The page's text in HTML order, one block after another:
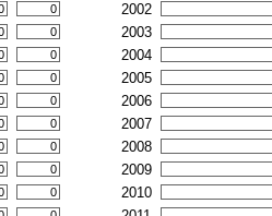
2002
2003
2004
2005
2006
2007
2008
2009
2010